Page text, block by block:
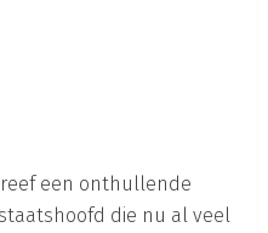
een onthullende
die nu al veel